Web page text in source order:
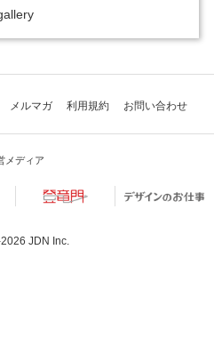
メルマガ 利用規約 お問い合わせ
メディア
JDN Inc.